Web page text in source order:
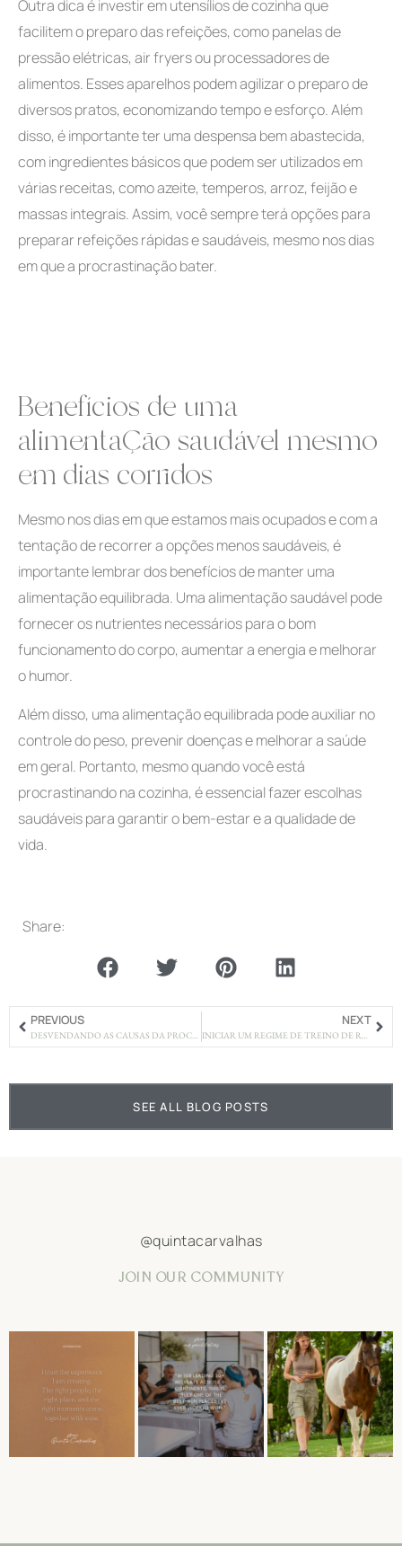
Outra dica é investir em utensílios de cozinha que
facilitem o preparo das refeições, como panelas de
pressão elétricas, air fryers ou processadores de
alimentos. Esses aparelhos podem agilizar o preparo de
diversos pratos, economizando tempo e esforço. Além
disso, é importante ter uma despensa bem abastecida,
com ingredientes básicos que podem ser utilizados em
várias receitas, como azeite, temperos, arroz, feijão e
massas integrais. Assim, você sempre terá opções para
preparar refeições rápidas e saudáveis, mesmo nos dias
em que a procrastinação bater.
Benefícios de uma
alimentação saudável mesmo
em dias corridos
Mesmo nos dias em que estamos mais ocupados e com a
tentação de recorrer a opções menos saudáveis, é
importante lembrar dos benefícios de manter uma
alimentação equilibrada. Uma alimentação saudável pode
fornecer os nutrientes necessários para o bom
funcionamento do corpo, aumentar a energia e melhorar
o humor.
Além disso, uma alimentação equilibrada pode auxiliar no
controle do peso, prevenir doenças e melhorar a saúde
em geral. Portanto, mesmo quando você está
procrastinando na cozinha, é essencial fazer escolhas
saudáveis para garantir o bem-estar e a qualidade de
vida.
Share:
PREVIOUS
DESVENDANDO AS CAUSAS DA PROCRASTINAÇÃO
NEXT
INICIAR UM REGIME DE TREINO DE RESISTÊNCIA SUAVE
SEE ALL BLOG POSTS
@quintacarvalhas
JOIN OUR COMMUNITY